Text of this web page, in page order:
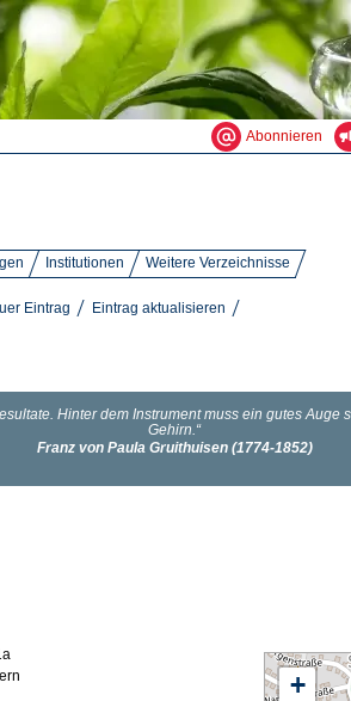
Abonnieren
Institutionen Weitere Verzeichnisse
Eintrag Eintrag aktualisieren
+